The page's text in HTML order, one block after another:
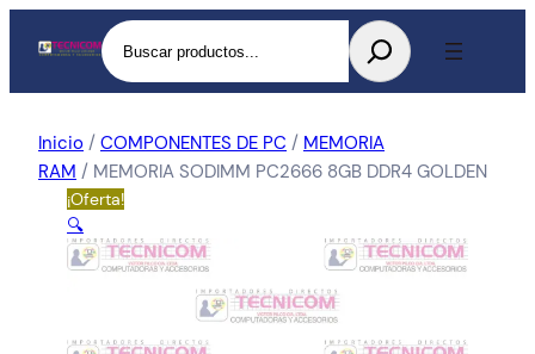
Buscar
Inicio / COMPONENTES DE PC / MEMORIA
RAM / MEMORIA SODIMM PC2666 8GB DDR4 GOLDEN
¡Oferta!
🔍